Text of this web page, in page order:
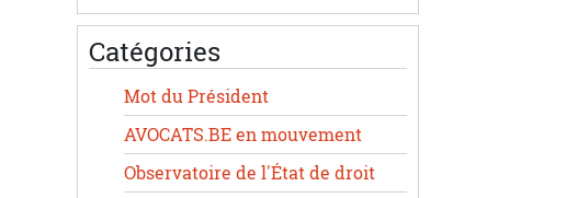
Catégories
Mot du Président
AVOCATS.BE en mouvement
Observatoire de l'État de droit